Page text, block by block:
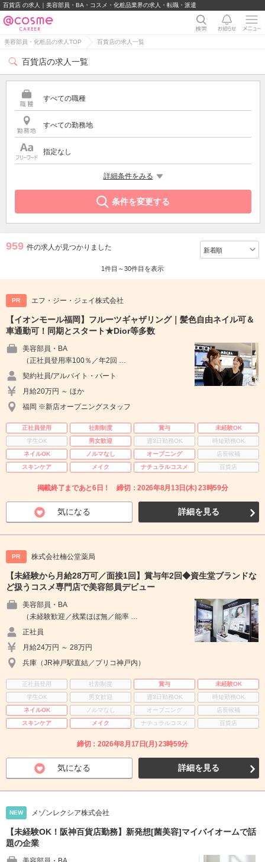
百貨店 の求人｜美容部員・BA・コスメ・化粧品業界の求人・転職・派遣
美容部員・化粧品の求人TOP 百貨店の求人一覧
百貨店の求人一覧
すべての職種
すべての勤務地
指定なし
詳細条件をみる
条件を変更する
959 件の求人が見つかりました
1件目～30件目を表示
PR エフ・ジー・ジェイ株式会社
【イオンモール福岡】フルーツギャザリング｜髪色自由ネイル可＆
車通勤可！同期とスタート★Dior等多数
美容部員・BA
（正社員登用率100％／年2回 …
契約社員/アルバイト・パート
月給20万円 ～ ほか
福岡 ※新店オープニングスタッフ
正社員登用 社割制度 賞与
未経験OK
学生OK
男女歓迎 週3日勤務OK
時短勤務OK
ネイルOK
ノルマなし オープニング
店長候補
スキンケア
メイク ナチュラルコスメ 百貨店
掲載終了まであと6日！ 締切：2026年8月13日(木) 23時59分
気になる 詳細を見る
PR 株式会社楠公堂薬局
【未経験から月給28万可／面接1回】賞与年2回◆資生堂ブランドな
ど扱うコスメ専門店で美容部員デビュー
美容部員・BA
（未経験歓迎／残業ほぼ無／能率 …
正社員
月給24万円 ～ 28万円
兵庫（JR神戸駅直結／プリコ神戸内）
正社員登用 社割制度 賞与
未経験OK
学生OK
男女歓迎 週3日勤務OK
時短勤務OK
ネイルOK
ノルマなし オープニング
店長候補
スキンケア
メイク ナチュラルコスメ 百貨店
締切：2026年8月17日(月) 23時59分
気になる 詳細を見る
NEW メゾンレクシア株式会社
【未経験OK！阪神百貨店勤務】新発想[菌美容]マイバイオームで話
題の企業